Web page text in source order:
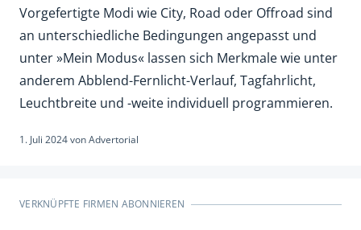
Vorgefertigte Modi wie City, Road oder Offroad sind
an unterschiedliche Bedingungen angepasst und
unter »Mein Modus« lassen sich Merkmale wie unter
anderem Abblend-Fernlicht-Verlauf, Tagfahrlicht,
Leuchtbreite und -weite individuell programmieren.
1. Juli 2024vonAdvertorial
VERKNÜPFTE FIRMEN ABONNIEREN